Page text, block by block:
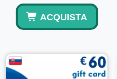
ACQUISTA